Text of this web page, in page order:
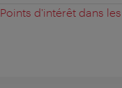
Points d'intérêt dans